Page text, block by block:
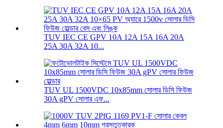
TUV IEC CE GPV 10A 12A 15A 16A 20A
25A 30A 32A 10...
TUV UL 1500VDC 10x85mm সোলার ডিসি ফিউজ
30A gPV সোলার এফ...